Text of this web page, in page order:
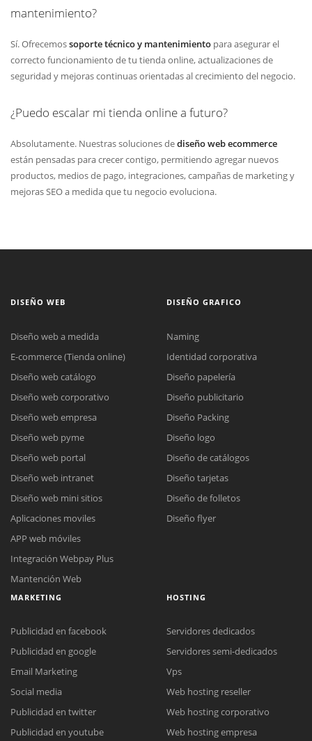
mantenimiento?
Sí. Ofrecemossoporte técnico y mantenimiento para asegurar el
correcto funcionamiento de tu tienda online, actualizaciones de
seguridad y mejoras continuas orientadas al crecimiento del negocio.
¿Puedo escalar mi tienda online a futuro?
Absolutamente. Nuestras soluciones dediseño web ecommerce
están pensadas para crecer contigo, permitiendo agregar nuevos
productos, medios de pago, integraciones, campañas de marketing y
mejoras SEO a medida que tu negocio evoluciona.
DISEÑO WEB
Diseño web a medida
E-commerce (Tienda online)
Diseño web catálogo
Diseño web corporativo
Diseño web empresa
Diseño web pyme
Diseño web portal
Diseño web intranet
Diseño web mini sitios
Aplicaciones moviles
APP web móviles
Integración Webpay Plus
Mantención Web
DISEÑO GRAFICO
Naming
Identidad corporativa
Diseño papelería
Diseño publicitario
Diseño Packing
Diseño logo
Diseño de catálogos
Diseño tarjetas
Diseño de folletos
Diseño flyer
MARKETING
Publicidad en facebook
Publicidad en google
Email Marketing
Social media
Publicidad en twitter
Publicidad en youtube
HOSTING
Servidores dedicados
Servidores semi-dedicados
Vps
Web hosting reseller
Web hosting corporativo
Web hosting empresa